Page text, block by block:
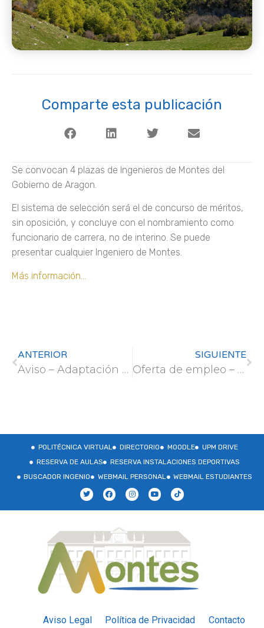
Comparte esta publicación
Se convocan 4 plazas de Ingenieros de Montes del
Gobierno de Aragon.
El sistema de selección será el de concurso de méritos,
sin oposición, y concluye con el nombramiento como
funcionario de carrera, no de interino. Se puede
presentar cualquier Ingeniero de Montes.
Más información…
ANTERIOR
Aviso – Adaptación a los nuevos Planes de Estudios
SIGUIENTE
Oferta de empleo – TRAGSA
POLITÉCNICA VIRTUAL DIRECTORIO MOODLE
UPM DRIVE
RESERVA DE AULAS
RESERVA INSTALACIONES DEPORTIVAS
BUSCADOR INGENIO
WEBMAIL PERSONAL WEBMAIL ESTUDIANTES
Aviso Legal Política de Privacidad Contacto